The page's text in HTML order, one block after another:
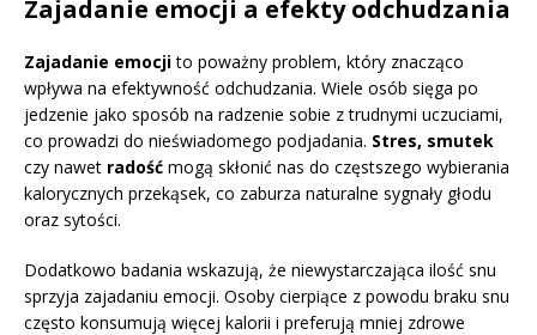
Zajadanie emocji a efekty odchudzania
Zajadanie emocjito poważny problem, który znacząco
wpływa na efektywność odchudzania. Wiele osób sięga po
jedzenie jako sposób na radzenie sobie z trudnymi uczuciami,
co prowadzi do nieświadomego podjadania. Stres, smutek
czy nawet radość mogą skłonić nas do częstszego wybierania
kalorycznych przekąsek, co zaburza naturalne sygnały głodu
oraz sytości.
Dodatkowo badania wskazują, że niewystarczająca ilość snu
sprzyja zajadaniu emocji. Osoby cierpiące z powodu braku snu
często konsumują więcej kalorii i preferują mniej zdrowe